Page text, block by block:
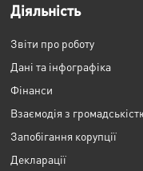
Діяльність
Звіти про роботу
Дані та інфографіка
Фінанси
Взаємодія з
Запобігання корупції
Декларації